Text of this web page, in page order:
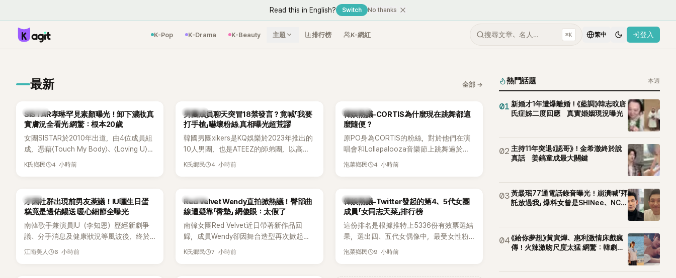
Read this in English? Switch No thanks
K-Pop K-Drama K-Beauty 主題 排行榜 K-網紅 搜尋文章、名人… ⌘K 繁中 登入
最新 全部 →
K-POP
SISTAR孝琳罕見素顏曝光！卸下濃妝真
實膚況全看光 網驚：根本20歲
女團SISTAR於2010年出道，由4位成員組
成，憑藉〈Touch My Body〉、〈Loving U〉、
〈Shake It〉等一連串夏日神曲紅遍亞洲，獲
的孝琳，近日在社群分享與「排球女王」金軟
景聚餐的日常，不僅展現兩人多年不變的
好交情，她幾乎素顏入鏡的真實模樣，也
意外掀起網友熱議。
K氏鄉民 4 小時前
K-POP
男團成員聊天突冒18禁發言？竟喊「我要
打手槍」嚇壞粉絲 真相曝光超荒謬
韓國男團xikers是KQ娛樂於2023年推出的
10人男團，也是ATEEZ的師弟團，以高完
成度舞台、充滿爆發力的表演及Hip-Hop
力。
K氏鄉民 4 小時前
熱議討論
韓娛熱議-CORTIS為什麼現在跳舞都這
麼隨便？
原PO身為CORTIS的粉絲，對於他們在演
唱會和Lollapalooza音樂節上跳舞過於隨
便感到不滿，認為舞蹈是他們走紅的重要
泡菜鄉民 4 小時前
韓星
才因社群出現前男友惹議！IU曬生日蛋
糕竟是邊佑錫送 暖心細節全曝光
南韓歌手兼演員IU（李知恩）歷經新劇爭
議、分手消息及健康狀況等風波後，終於
睽違3個月更新社群平台，一口氣曬出20
江南美人 6 小時前
K-POP
Red Velvet Wendy直拍掀熱議！臀部曲
線遭疑靠「臀墊」 網傻眼：太假了
南韓女團Red Velvet近日帶著新作品回
歸，成員Wendy卻因舞台造型再次掀起討
論。她日前才因暴瘦身形受到外界關注，
K氏鄉民 7 小時前
熱議討論
韓娛熱議-Twitter發起的第4、5代女團
成員「女同志天菜」排行榜
這份排名是根據推特上5336份有效票選結
果，選出四、五代女偶像中，最受女性粉
絲喜愛的成員。其中，HATS2HEARTS成
泡菜鄉民 9 小時前
熱門話題 本週
01 新婚才1年遭爆離婚！《藍調》韓志旼唐
氏症姊二度回應 真實婚姻現況曝光
02 主持11年突退《認哥》！金希澈終於說
真話 姜鎬童成最大關鍵
03黃晸珉77通電話錄音曝光！崩潰喊「拜
託放過我」 爆料女曾是SHINee、NCT
04《給你夢想》黃寅燁、惠利激情床戲瘋
傳！火辣激吻尺度太猛 網驚：韓劇太